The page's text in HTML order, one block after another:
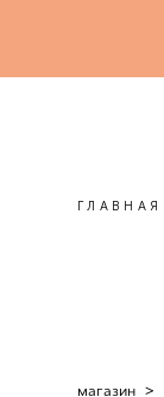
ГЛАВНАЯ
магазин >